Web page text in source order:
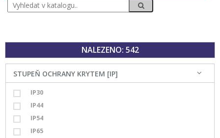
NALEZENO: 542
STUPEŇ OCHRANY KRYTEM [IP]
IP30
IP44
IP54
IP65